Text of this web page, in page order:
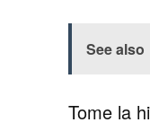
See also
Tome la